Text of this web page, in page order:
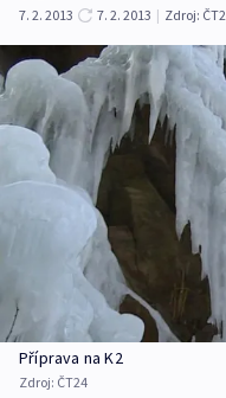
7. 2. 2013
7. 2. 2013 | Zdroj:
Příprava na K2
Zdroj: ČT24